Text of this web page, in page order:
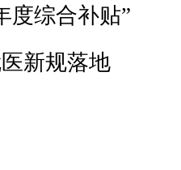
度综合补贴”
新规落地